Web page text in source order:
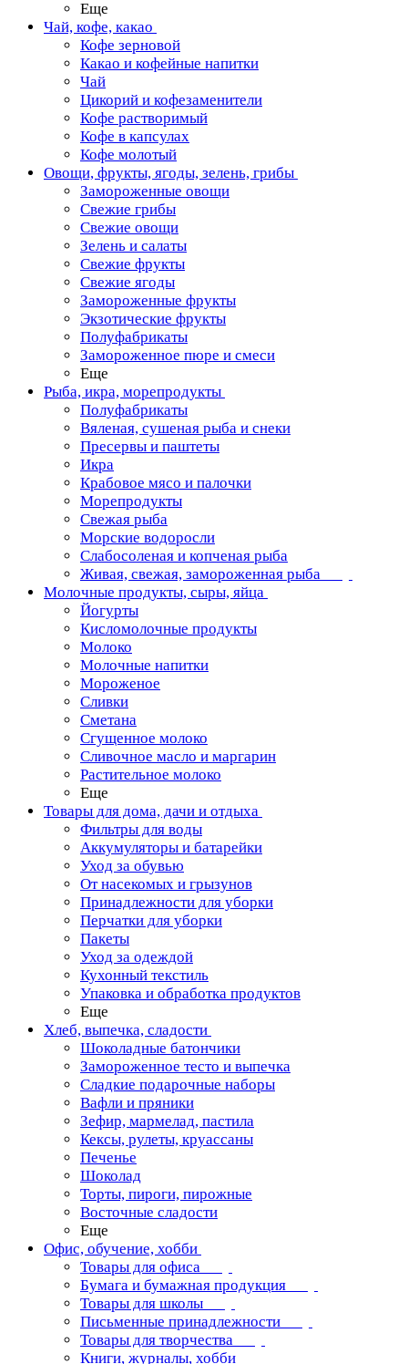
Еще
Чай, кофе, какао
Кофе зерновой
Какао и кофейные напитки
Чай
Цикорий и кофезаменители
Кофе растворимый
Кофе в капсулах
Кофе молотый
Овощи, фрукты, ягоды, зелень, грибы
Замороженные овощи
Свежие грибы
Свежие овощи
Зелень и салаты
Свежие фрукты
Свежие ягоды
Замороженные фрукты
Экзотические фрукты
Полуфабрикаты
Замороженное пюре и смеси
Еще
Рыба, икра, морепродукты
Полуфабрикаты
Вяленая, сушеная рыба и снеки
Пресервы и паштеты
Икра
Крабовое мясо и палочки
Морепродукты
Свежая рыба
Морские водоросли
Слабосоленая и копченая рыба
Живая, свежая, замороженная рыба
Молочные продукты, сыры, яйца
Йогурты
Кисломолочные продукты
Молоко
Молочные напитки
Мороженое
Сливки
Сметана
Сгущенное молоко
Сливочное масло и маргарин
Растительное молоко
Еще
Товары для дома, дачи и отдыха
Фильтры для воды
Аккумуляторы и батарейки
Уход за обувью
От насекомых и грызунов
Принадлежности для уборки
Перчатки для уборки
Пакеты
Уход за одеждой
Кухонный текстиль
Упаковка и обработка продуктов
Еще
Хлеб, выпечка, сладости
Шоколадные батончики
Замороженное тесто и выпечка
Сладкие подарочные наборы
Вафли и пряники
Зефир, мармелад, пастила
Кексы, рулеты, круассаны
Печенье
Шоколад
Торты, пироги, пирожные
Восточные сладости
Еще
Офис, обучение, хобби
Товары для офиса
Бумага и бумажная продукция
Товары для школы
Письменные принадлежности
Товары для творчества
Книги, журналы, хобби